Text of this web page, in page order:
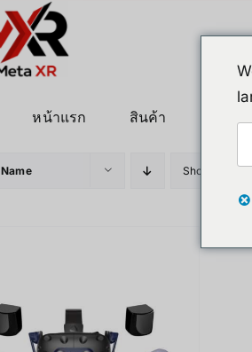
หน้าแรก
สินค้า
Name Show 12